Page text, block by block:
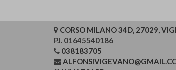
CORSO MILANO 34D, 27029,
P.I. 01645540186
038183705